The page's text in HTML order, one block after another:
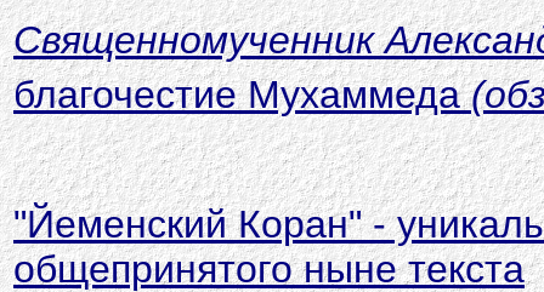
Священномученник
благочестие Мухаммеда
"Йеменский Коран" -
общепринятого ныне текста